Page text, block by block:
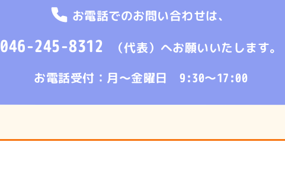
お電話でのお問い合わせは、
046-245-8312 （代表） へお願いいたします。
お電話受付：月～金曜日 9:30～17:00